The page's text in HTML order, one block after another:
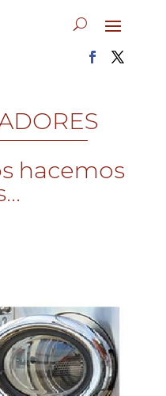
hacemos